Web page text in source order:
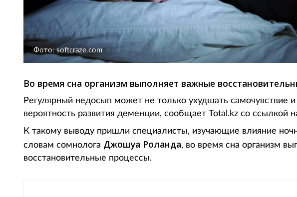
Фото: softcraze.com
Во время сна организм выполняет важные
Регулярный недосып может не только ухудшать самочувствие
вероятность развития деменции, сообщает Total.kz со ссылкой
К такому выводу пришли специалисты, изучающие влияние
словам сомнолога Джошуа Роланда, во время сна организм
восстановительные процессы.